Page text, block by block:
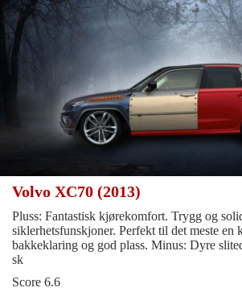
Volvo XC70 (2013)
Pluss: Fantastisk kjørekomfort. Trygg og
siklerhetsfunskjoner. Perfekt til det meste
bakkeklaring og god plass. Minus: Dyre
sk
Score 6.6